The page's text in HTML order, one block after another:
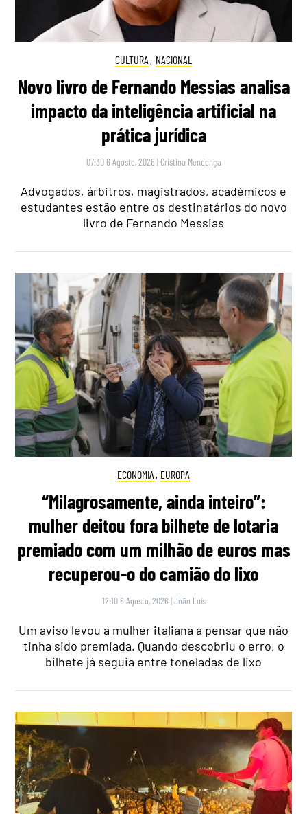
CULTURA , NACIONAL
Novo livro de Fernando Messias analisa
impacto da inteligência artificial na
prática jurídica
07:30 6 Agosto, 2026 | Cristina Mendonça
Advogados, árbitros, magistrados, académicos e
estudantes estão entre os destinatários do novo
livro de Fernando Messias
ECONOMIA , EUROPA
“Milagrosamente, ainda inteiro”:
mulher deitou fora bilhete de lotaria
premiado com um milhão de euros mas
recuperou-o do camião do lixo
12:10 6 Agosto, 2026 |João Luís
Um aviso levou a mulher italiana a pensar que não
tinha sido premiada. Quando descobriu o erro, o
bilhete já seguia entre toneladas de lixo